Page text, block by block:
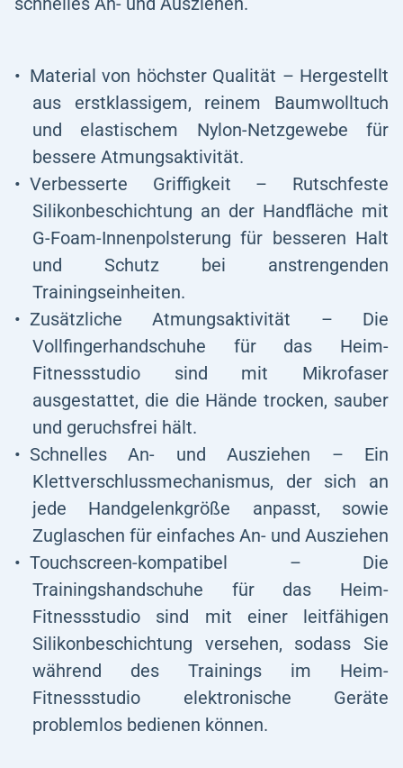
Material von höchster Qualität – Hergestellt
aus erstklassigem, reinem Baumwolltuch
und elastischem Nylon-Netzgewebe für
bessere Atmungsaktivität.
Verbesserte Griffigkeit – Rutschfeste
Silikonbeschichtung an der Handfläche mit
G-Foam-Innenpolsterung für besseren Halt
und Schutz bei anstrengenden
Trainingseinheiten.
Zusätzliche Atmungsaktivität – Die
Vollfingerhandschuhe für das Heim-
Fitnessstudio sind mit Mikrofaser
ausgestattet, die die Hände trocken, sauber
und geruchsfrei hält.
Schnelles An- und Ausziehen – Ein
Klettverschlussmechanismus, der sich an
jede Handgelenkgröße anpasst, sowie
Zuglaschen für einfaches An- und Ausziehen
Touchscreen-kompatibel – Die
Trainingshandschuhe für das Heim-
Fitnessstudio sind mit einer leitfähigen
Silikonbeschichtung versehen, sodass Sie
während des Trainings im Heim-
Fitnessstudio elektronische Geräte
problemlos bedienen können.